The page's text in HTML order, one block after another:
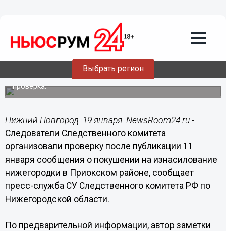
Выбрать регион
Следователи проверяют информацию
о попытке изнасилования 22-летней
девушки в Нижнем Новгороде
В настоящее время проводится доследственная
проверка.
Нижний Новгород. 19 января. NewsRoom24.ru -
Следователи Следственного комитета
организовали проверку после публикации 11
января сообщения о покушении на изнасилование
нижегородки в Приокском районе, сообщает
пресс-служба СУ Следственного комитета РФ по
Нижегородской области.
По предварительной информации, автор заметки